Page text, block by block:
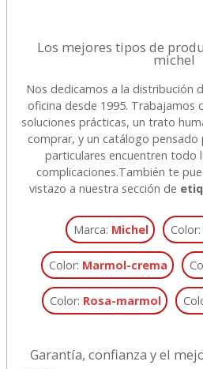
Los mejores tipos de
michel
Nos dedicamos a la distribución
oficina desde 1995. Trabajamos
soluciones prácticas, un trato
comprar, y un catálogo
particulares encuentren todo
complicaciones.También te
vistazo a nuestra sección de
Marca: Michel Color:
Color: Marmol-crema
Color: Rosa-marmol
Garantía, confianza y el